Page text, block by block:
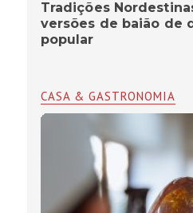
Tradições
versões de baião de
popular
CASA & GASTRONOMIA